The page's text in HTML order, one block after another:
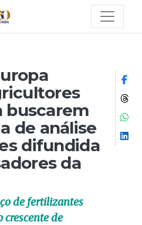
buscarem
de análise
difundida
da
de fertilizantes
de